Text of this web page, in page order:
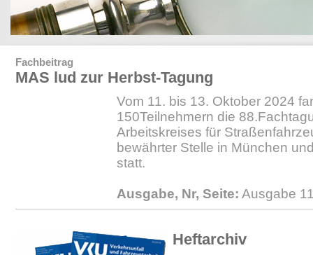
Fachbeitrag
MAS lud zur Herbst-Tagung
Vom 11. bis 13. Oktober 2024
150Teilnehmern die
Arbeitskreises für
bewährter Stelle in München
statt.
Ausgabe, Nr, Seite: Ausgabe
Heftarchiv